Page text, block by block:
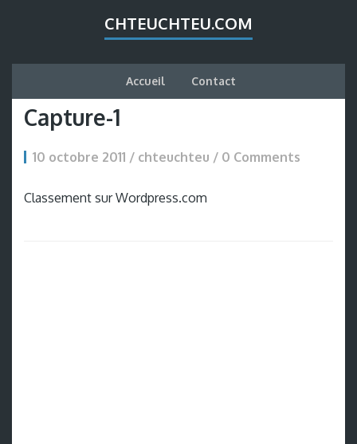
CHTEUCHTEU.COM
Accueil Contact
Capture-1
10 octobre 2011 / chteuchteu / 0 Comments
Classement sur Wordpress.com